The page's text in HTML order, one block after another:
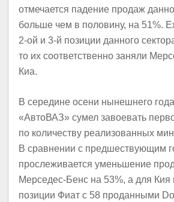
отмечается падение продаж
больше чем в половину, на 51%.
2-ой и 3-й позиции данного
то их соответственно заняли
Киа.
В середине осени нынешнего
«АвтоВАЗ» сумел завоевать
по количеству реализованных
В сравнении с предшествующим
прослеживается уменьшение
Мерседес-Бенс на 53%, а для Кия
позиции Фиат с 58 проданными